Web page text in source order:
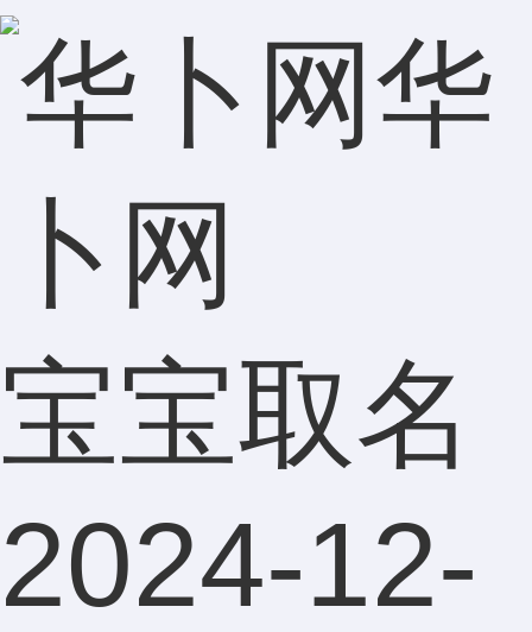
华
卜网
宝宝取名
2024-12-